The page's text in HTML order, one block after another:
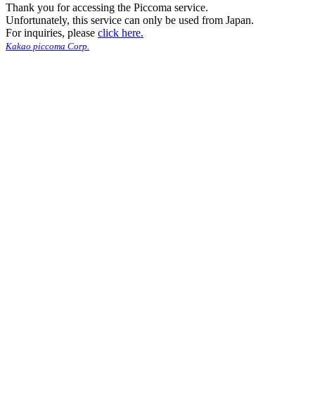
Thank you for accessing the Piccoma service.
Unfortunately, this service can only be used from Japan.
For inquiries, please click here.
Kakao piccoma Corp.